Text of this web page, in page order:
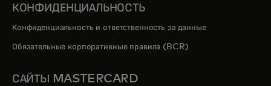
КОНФИДЕНЦИАЛЬНОСТЬ
Конфиденциальность и ответственность за данные
Обязательные корпоративные правила (BCR)
САЙТЫ MASTERCARD